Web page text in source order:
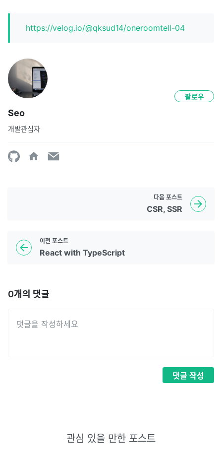
https://velog.io/@qksud14/oneroomtell-04
Seo
개발관심자
팔로우
이전 포스트
React with TypeScript
다음 포스트
CSR, SSR
0개의 댓글
댓글 작성
관심 있을 만한 포스트